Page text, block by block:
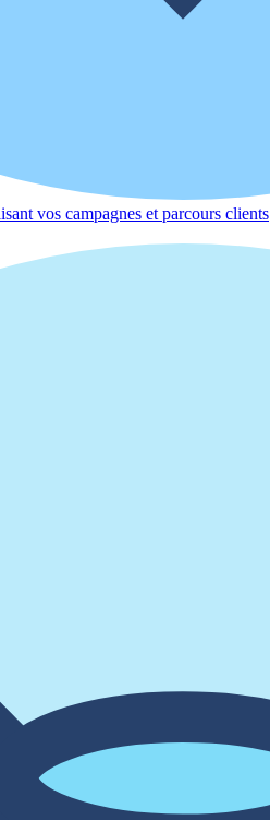
vos campagnes et parcours clients